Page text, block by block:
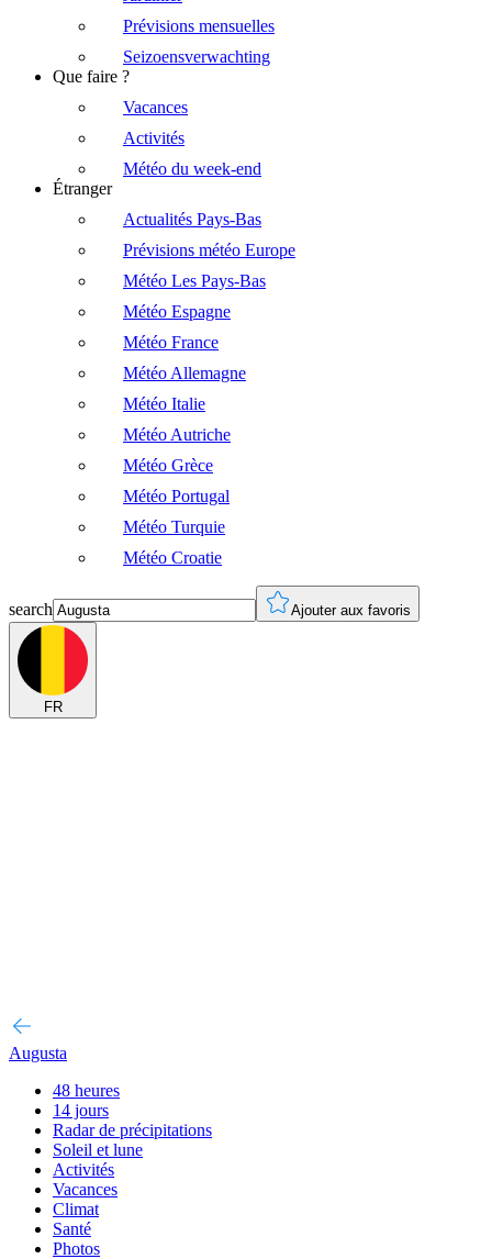
Prévisions mensuelles
Seizoensverwachting
Que faire ?
Vacances
Activités
Météo du week-end
Étranger
Actualités Pays-Bas
Prévisions météo Europe
Météo Les Pays-Bas
Météo Espagne
Météo France
Météo Allemagne
Météo Italie
Météo Autriche
Météo Grèce
Météo Portugal
Météo Turquie
Météo Croatie
search Ajouter aux favoris
FR
Augusta
48 heures
14 jours
Radar de précipitations
Soleil et lune
Activités
Vacances
Climat
Santé
Photos